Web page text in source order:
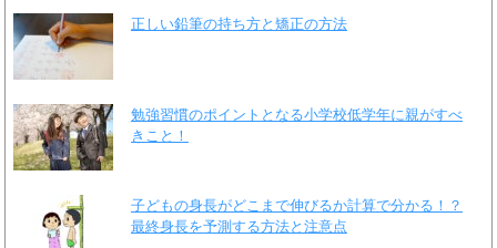
正しい鉛筆の持ち方と矯正の方法
勉強習慣のポイントとなる小学校低学年に親がすべ
きこと！
子どもの身長がどこまで伸びるか計算で分かる！？
最終身長を予測する方法と注意点